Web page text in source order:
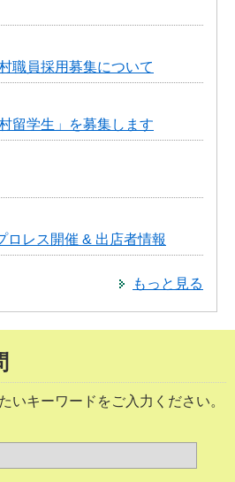
職員採用募集について
留学生」を募集します
ロレス開催 & 出店者情報
もっと見る
いキーワードをご入力ください。